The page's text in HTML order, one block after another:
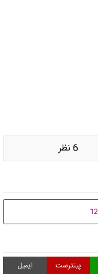
6 نظر
پینترست ایمیل